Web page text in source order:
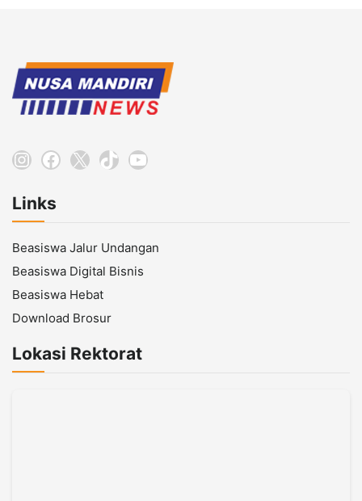
Instagram
Facebook
X TikTokYouTube
Links
Beasiswa Jalur Undangan
Beasiswa Digital Bisnis
Beasiswa Hebat
Download Brosur
Lokasi Rektorat